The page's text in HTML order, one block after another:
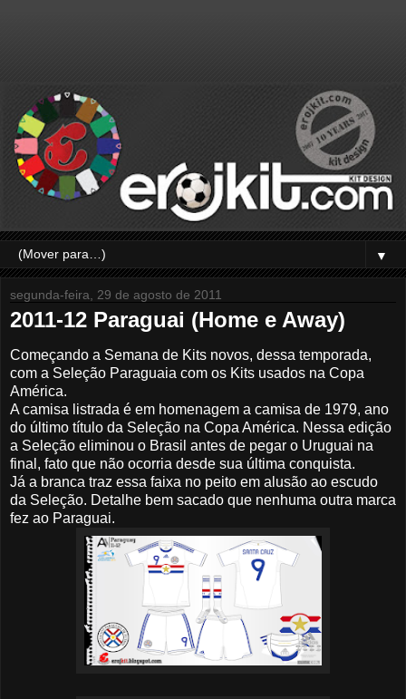
▼
segunda-feira, 29 de agosto de 2011
2011-12 Paraguai (Home e Away)
Começando a Semana de Kits novos, dessa temporada,
com a Seleção Paraguaia com os Kits usados na Copa
América.
A camisa listrada é em homenagem a camisa de 1979, ano
do último título da Seleção na Copa América. Nessa edição
a Seleção eliminou o Brasil antes de pegar o Uruguai na
final, fato que não ocorria desde sua última conquista.
Já a branca traz essa faixa no peito em alusão ao escudo
da Seleção. Detalhe bem sacado que nenhuma outra marca
fez ao Paraguai.